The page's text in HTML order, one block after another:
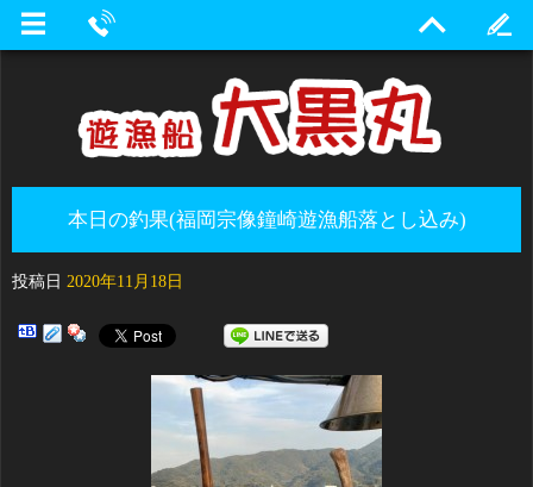
本日の釣果(福岡宗像鐘崎遊漁船落とし込み)
投稿日 2020年11月18日